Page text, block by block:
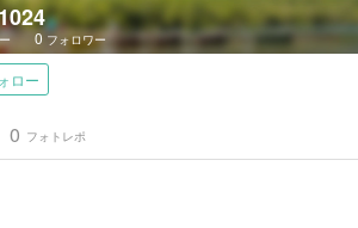
0 フォロワー
ロー
フォトレポ
0